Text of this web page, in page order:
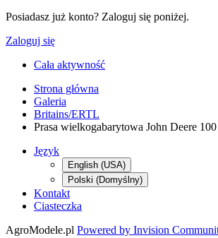
Posiadasz już konto? Zaloguj się poniżej.
Zaloguj się
Cała aktywność
Strona główna
Galeria
Britains/ERTL
Prasa wielkogabarytowa John Deere 100
Język
English (USA)
Polski (Domyślny)
Kontakt
Ciasteczka
AgroModele.pl Powered by Invision